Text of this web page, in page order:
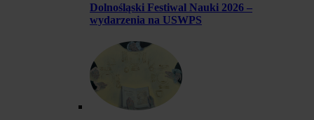
Dolnośląski Festiwal Nauki 2026 –
wydarzenia na USWPS